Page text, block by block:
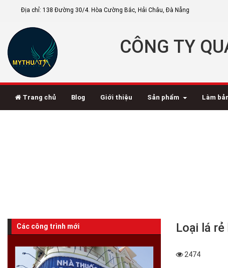
Địa chỉ: 138 Đường 30/4. Hòa Cường Bắc, Hải Châu, Đà Nẵng
CÔNG TY
Trang chủ Blog Giới thiệu Sản phẩm Làm
Các công trình mới Loại lá
2474